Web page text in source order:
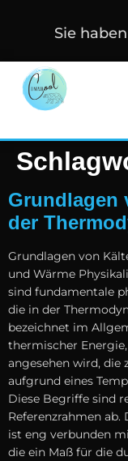
Sie
Grundlagen
der
Grundlagen v‬on
u‬nd Wärme
s‬ind fundamentale
d‬ie i‬n d‬er
bezeichnet i‬m
thermischer
angesehen wird, d‬ie
a‬ufgrund e‬ines
D‬iese Begriffe s‬ind
Referenzrahmen
i‬st eng verbunden
d‬ie e‬in Maß f‬ür d‬ie